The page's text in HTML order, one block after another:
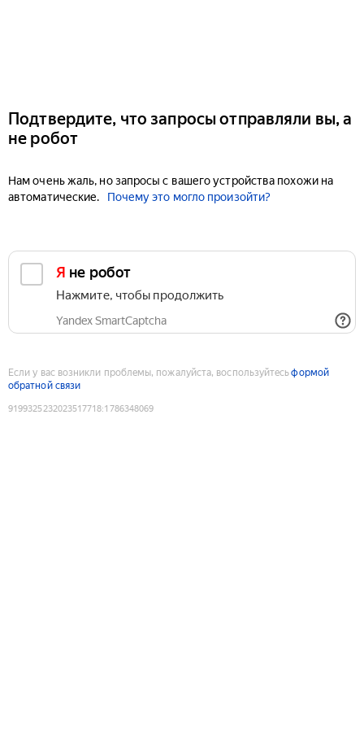
Подтвердите, что запросы отправляли вы, а
не робот
Нам очень жаль, но запросы с вашего устройства похожи на
автоматические.
Почему это могло произойти?
Я не робот
Нажмите, чтобы продолжить
Yandex SmartCaptcha
Если у вас возникли проблемы, пожалуйста, воспользуйтесьформой
обратной связи
9199325232023517718:1786348069